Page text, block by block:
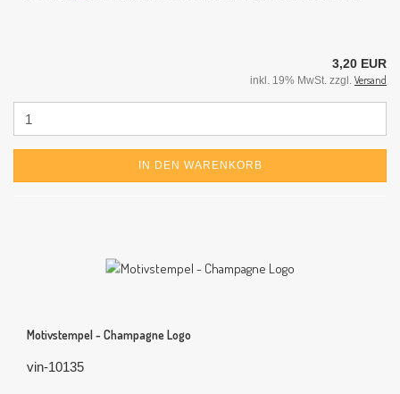
3,20 EUR
inkl. 19% MwSt. zzgl. Versand
IN DEN WARENKORB
Motivstempel - Champagne Logo
vin-10135